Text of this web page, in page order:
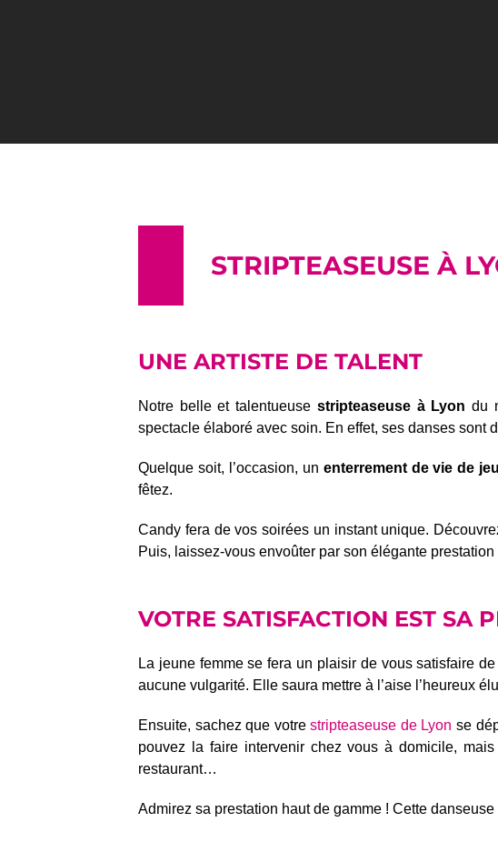
STRIPTEASEUSE À
UNE ARTISTE DE TALENT
Notre belle et talentueuse stripteaseuse à Lyon du
spectacle élaboré avec soin. En effet, ses danses sont
Quelque soit, l’occasion, un enterrement de vie de
fêtez.
Candy fera de vos soirées un instant unique.
Puis, laissez-vous envoûter par son élégante
VOTRE SATISFACTION EST SA
La jeune femme se fera un plaisir de vous satisfaire
aucune vulgarité. Elle saura mettre à l’aise l’heureux
Ensuite, sachez que votrestripteaseuse de Lyon se
pouvez la faire intervenir chez vous à domicile,
restaurant…
Admirez sa prestation haut de gamme ! Cette